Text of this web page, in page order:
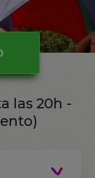
las 20h -